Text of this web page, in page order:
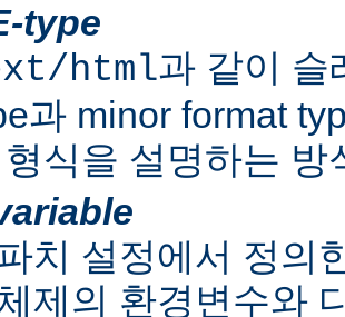
type
html과 같이 슬
과 minor format
식을 설명하는 방
치 설정에서 정의
제의 환경변수와